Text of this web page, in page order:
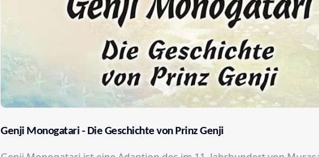
Genji Monogatari - Die Geschichte von Prinz Genji